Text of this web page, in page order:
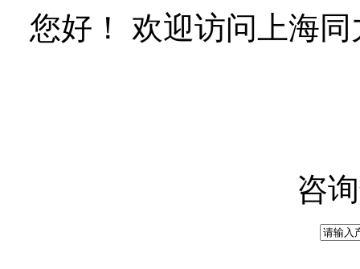
您好！ 欢迎访问上海
咨